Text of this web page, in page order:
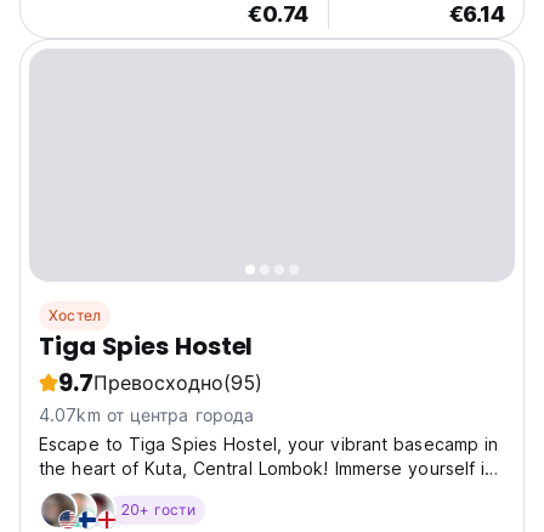
€0.74 €6.14
Хостел
Tiga Spies Hostel
9.7Превосходно(95)
4.07km от центра города
Escape to Tiga Spies Hostel, your vibrant basecamp in
the heart of Kuta, Central Lombok! Immerse yourself in
the authentic Indonesian experience from our cozy
hostel, perfectly positioned to explore the stunning
20+ гости